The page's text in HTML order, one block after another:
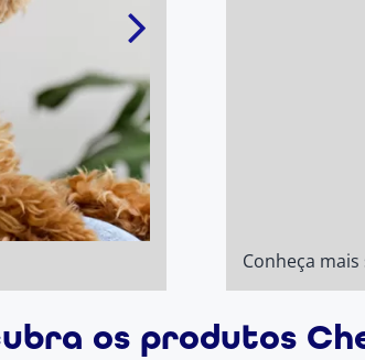
Conheça
os produtos